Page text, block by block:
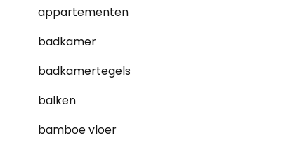
appartementen
badkamer
badkamertegels
balken
bamboe vloer